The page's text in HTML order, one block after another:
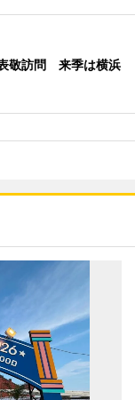
敬訪問 来季は横浜